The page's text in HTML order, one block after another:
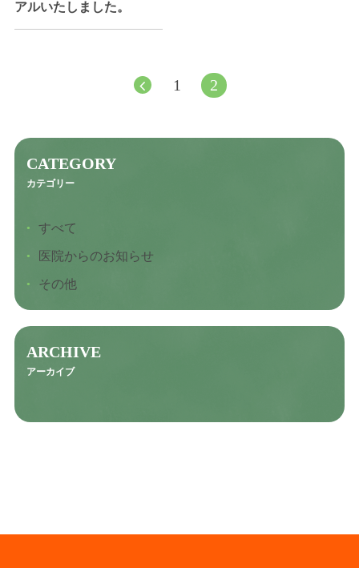
歯周病治療
レーザー治療
入れ歯
NEWS
CATEGORY
カテゴリー
すべて
医院からのお知らせ
その他
ARCHIVE
アーカイブ
アルいたしました。
1 2